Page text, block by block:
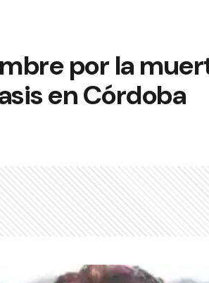
por la
en Córdoba